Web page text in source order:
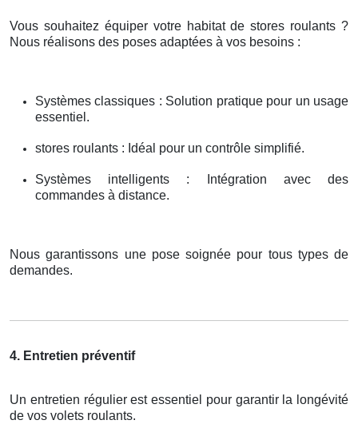
Vous souhaitez équiper votre habitat de stores roulants ?
Nous réalisons des poses adaptées à vos besoins :
Systèmes classiques : Solution pratique pour un usage
essentiel.
stores roulants : Idéal pour un contrôle simplifié.
Systèmes intelligents : Intégration avec des
commandes à distance.
Nous garantissons une pose soignée pour tous types de
demandes.
4. Entretien préventif
Un entretien régulier est essentiel pour garantir la longévité
de vos volets roulants.